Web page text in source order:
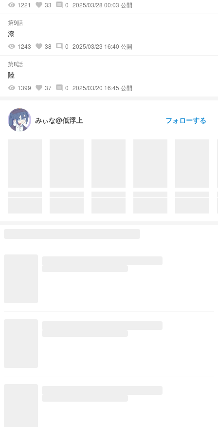
visibility 1221 favorite 33 comment 0 2025/03/28 00:03 公開
第9話
漆
visibility 1243 favorite 38 comment 0 2025/03/23 16:40 公開
第8話
陸
visibility 1399 favorite 37 comment 0 2025/03/20 16:45 公開
みぃな@低浮上 フォローする